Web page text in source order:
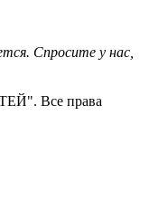
Спросите у нас,
Все права